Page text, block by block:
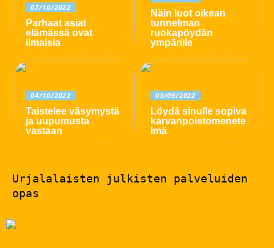
07/10/2022
Parhaat asiat
elämässä ovat
ilmaisia
Näin luot oikean
tunnelman
ruokapöydän
ympärille
04/10/2022
Taistelee väsymystä
ja uupumusta
vastaan
03/09/2022
Löydä sinulle sopiva
karvanpoistomenete
lmä
Urjalalaisten julkisten palveluiden
opas